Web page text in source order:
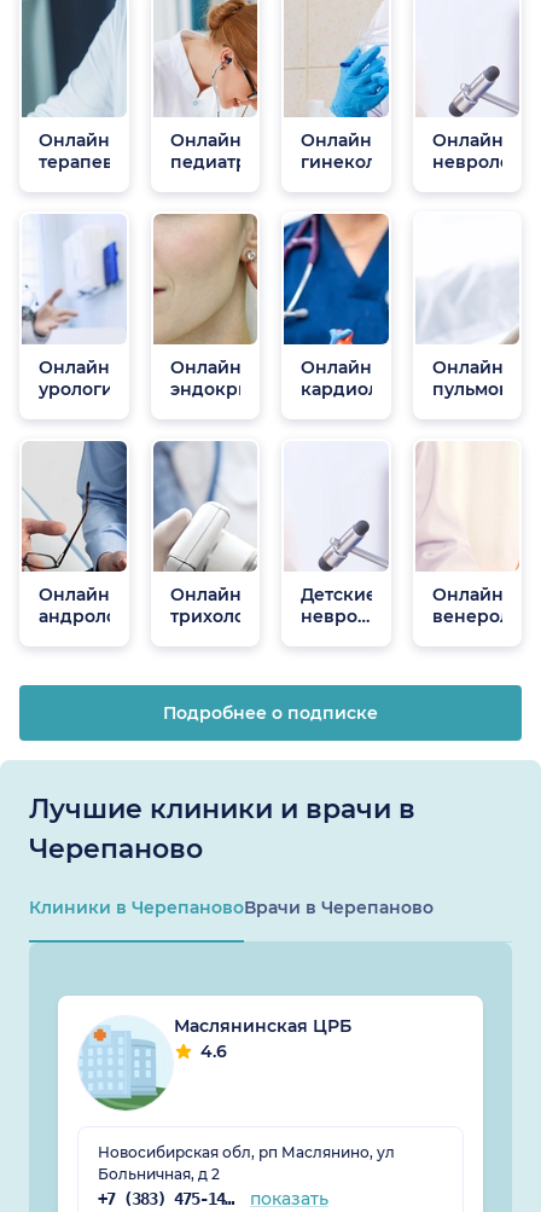
Онлайн
терапевты
Онлайн
педиатры
Онлайн
гинекологи
Онлайн
неврологи
Онлайн
урологи
Онлайн
эндокринологи
Онлайн
кардиологи
Онлайн
Онлайн
андрологи
Онлайн
трихологи
Детские
неврологи
Онлайн
венерологи
Подробнее о подписке
Лучшие клиники и врачи в
Черепаново
Клиники в ЧерепановоВрачи в Черепаново
Маслянинская ЦРБ
4.6
Новосибирская обл, рп Маслянино, ул
Больничная, д 2
+7 (383) 475-14-40 показать